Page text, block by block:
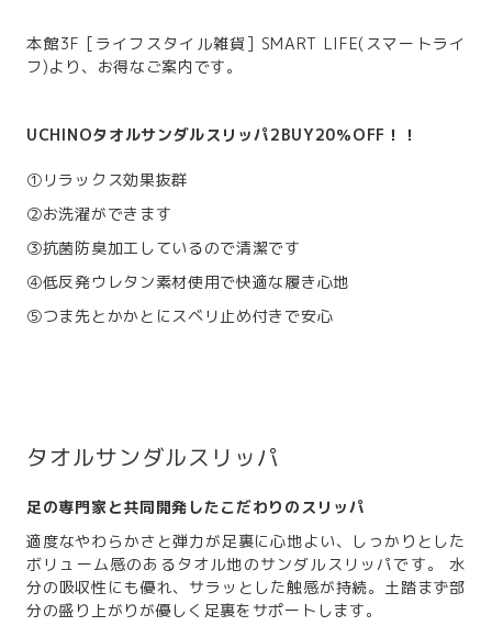
本館3F [ライフスタイル雑貨] SMART LIFE(スマートライ
フ)より、お得なご案内です。
UCHINOタオルサンダルスリッパ2BUY20％OFF！！
①リラックス効果抜群
②お洗濯ができます
③抗菌防臭加工しているので清潔です
④低反発ウレタン素材使用で快適な履き心地
⑤つま先とかかとにスベリ止め付きで安心
タオルサンダルスリッパ
足の専門家と共同開発したこだわりのスリッパ
適度なやわらかさと弾力が足裏に心地よい、しっかりとした
ボリューム感のあるタオル地のサンダルスリッパです。 水
分の吸収性にも優れ、サラッとした触感が持続。土踏まず部
分の盛り上がりが優しく足裏をサポートします。